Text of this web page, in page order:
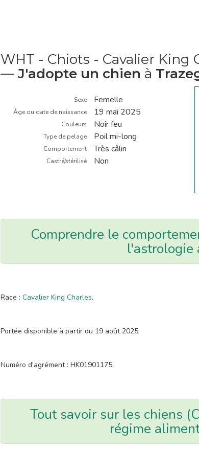
WHT - Chiots - Cavalier King
—J'adopte un chien à
Sexe Femelle
Âge ou date de naissance 19 mai 2025
Couleurs Noir feu
Type de pelage Poil mi-long
Comportement Très câlin
Castré/stérilisé Non
Comprendre le
l'astrologie
Race : Cavalier King Charles.
Portée disponible à partir du 19 août 2025
Numéro d'agrément : HK01901175
Tout savoir sur les chiens
régime